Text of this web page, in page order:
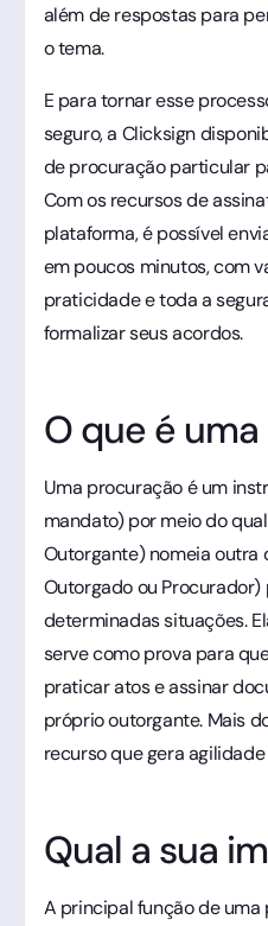
além de respostas para
o tema.
E para tornar esse
seguro, a Clicksign
de procuração particular
Com os recursos de
plataforma, é possível
em poucos minutos, com
praticidade e toda a
formalizar seus acordos.
O que é
Uma procuração é um
mandato) por meio do
Outorgante) nomeia outra
Outorgado ou
determinadas situações.
serve como prova para
praticar atos e assinar
próprio outorgante. Mais
recurso que gera
Qual a sua
A principal função de